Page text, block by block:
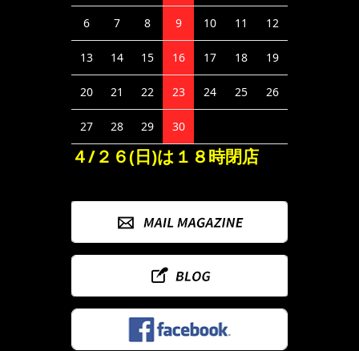
6 7 8 9 10 11 12
13 14 15 16 17 18 19
20 21 22 23 24 25 26
27 28 29 30
４/２６(日)は１８時閉店